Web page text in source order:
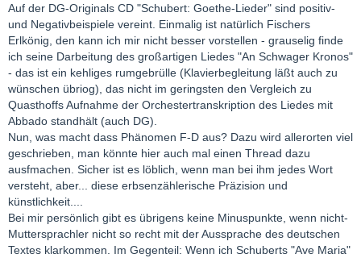
Auf der DG-Originals CD "Schubert: Goethe-Lieder" sind positiv-
und Negativbeispiele vereint. Einmalig ist natürlich Fischers
Erlkönig, den kann ich mir nicht besser vorstellen - grauselig finde
ich seine Darbeitung des großartigen Liedes "An Schwager Kronos"
- das ist ein kehliges rumgebrülle (Klavierbegleitung läßt auch zu
wünschen übriog), das nicht im geringsten den Vergleich zu
Quasthoffs Aufnahme der Orchestertranskription des Liedes mit
Abbado standhält (auch DG).
Nun, was macht dass Phänomen F-D aus? Dazu wird allerorten viel
geschrieben, man könnte hier auch mal einen Thread dazu
ausfmachen. Sicher ist es löblich, wenn man bei ihm jedes Wort
versteht, aber... diese erbsenzählerische Präzision und
künstlichkeit....
Bei mir persönlich gibt es übrigens keine Minuspunkte, wenn nicht-
Muttersprachler nicht so recht mit der Aussprache des deutschen
Textes klarkommen. Im Gegenteil: Wenn ich Schuberts "Ave Maria"